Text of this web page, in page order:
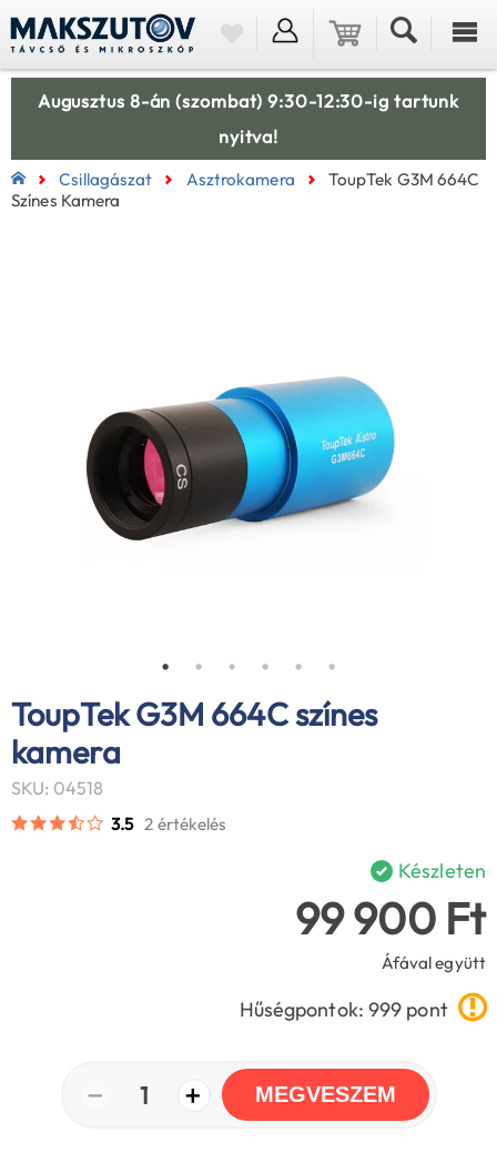
Augusztus 8-án (szombat) 9:30-12:30-ig tartunk
nyitva!
Csillagászat Asztrokamera
ToupTek G3M 664C
Színes Kamera
ToupTek G3M 664C színes
kamera
SKU: 04518
3.5 2 értékelés
Készleten
99 900 Ft
Áfával együtt
Hűségpontok: 999 pont
− 1 + MEGVESZEM